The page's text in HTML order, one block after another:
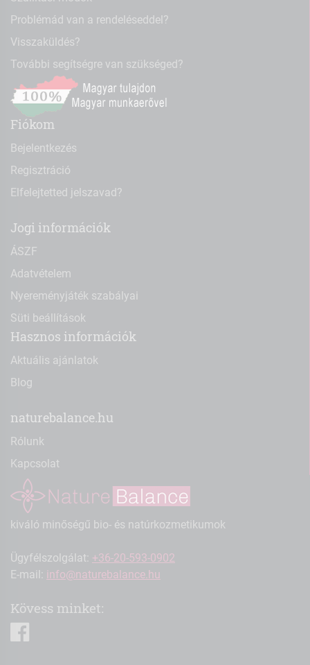
Problémád van a rendeléseddel?
Visszaküldés?
További segítségre van szükséged?
Fiókom
Bejelentkezés
Regisztráció
Elfelejtetted jelszavad?
Jogi információk
ÁSZF
Adatvételem
Nyereményjáték szabályai
Süti beállítások
Hasznos információk
Aktuális ajánlatok
Blog
naturebalance.hu
Rólunk
Kapcsolat
kiváló minőségű bio- és natúrkozmetikumok
Ügyfélszolgálat: +36-20-593-0902
E-mail: info@naturebalance.hu
Kövess minket: